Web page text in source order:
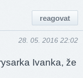
reagovat
28. 05. 2016 22:02
Ivanka, že